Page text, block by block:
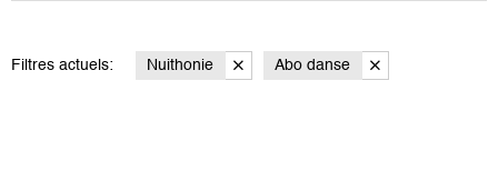
Filtres actuels: Nuithonie Abo danse